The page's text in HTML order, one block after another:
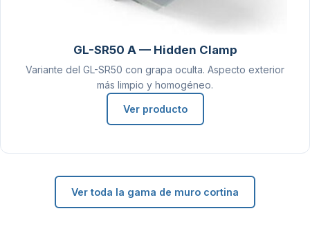
GL-SR50 A — Hidden Clamp
Variante del GL-SR50 con grapa oculta. Aspecto exterior
más limpio y homogéneo.
Ver producto
Ver toda la gama de muro cortina